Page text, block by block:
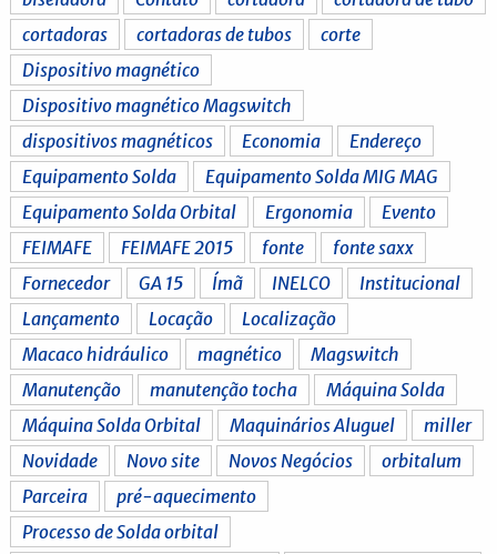
cortadoras
cortadoras de tubos
corte
Dispositivo magnético
Dispositivo magnético Magswitch
dispositivos magnéticos
Economia
Endereço
Equipamento Solda
Equipamento Solda MIG MAG
Equipamento Solda Orbital
Ergonomia
Evento
FEIMAFE
FEIMAFE 2015 fonte
fonte saxx
Fornecedor
GA 15 Ímã INELCO
Institucional
Lançamento
Locação
Localização
Macaco hidráulico
magnético
Magswitch
Manutenção
manutenção tocha
Máquina Solda
Máquina Solda Orbital
Maquinários Aluguel
miller
Novidade
Novo site Novos Negócios
orbitalum
Parceira
pré-aquecimento
Processo de Solda orbital